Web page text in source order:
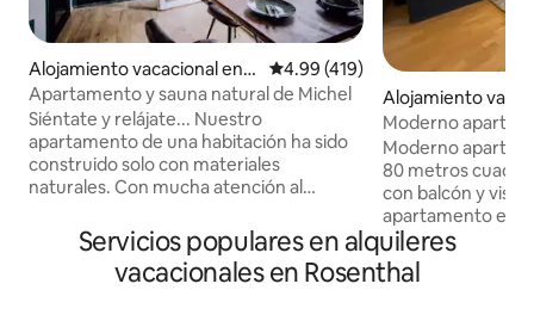
Alojamiento vacacional en
Grünberg
Calificación promedio: 4.99 de
4.99 (419)
Apartamento y sauna natural de Michel
Siéntate y relájate... Nuestro
apartamento de una habitación ha sido
construido solo con materiales
naturales. Con mucha atención al
y madera de roble. El interior de alta
calidad invita a relajarse. Aquí, a las
puertas de Vogelsberg, se encuentra,
Alojamiento
Marburgo
Moderno
una zona
Moderno
80 metros
con balcón y
apartamento
de Marbach. El
encuentra a 15
encuentra justo
Servicios populares en alquileres
vacacionales en Rosenthal